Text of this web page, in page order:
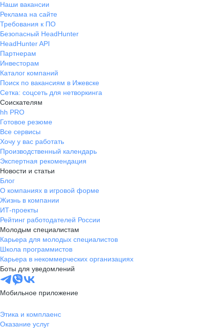
Наши вакансии
Реклама на сайте
Требования к ПО
Безопасный HeadHunter
HeadHunter API
Партнерам
Инвесторам
Каталог компаний
Поиск по вакансиям в Ижевске
Сетка: соцсеть для нетворкинга
Соискателям
hh PRO
Готовое резюме
Все сервисы
Хочу у вас работать
Производственный календарь
Экспертная рекомендация
Новости и статьи
Блог
О компаниях в игровой форме
Жизнь в компании
ИТ-проекты
Рейтинг работодателей России
Молодым специалистам
Карьера для молодых специалистов
Школа программистов
Карьера в некоммерческих организациях
Боты для уведомлений
Мобильное приложение
Этика и комплаенс
Оказание услуг